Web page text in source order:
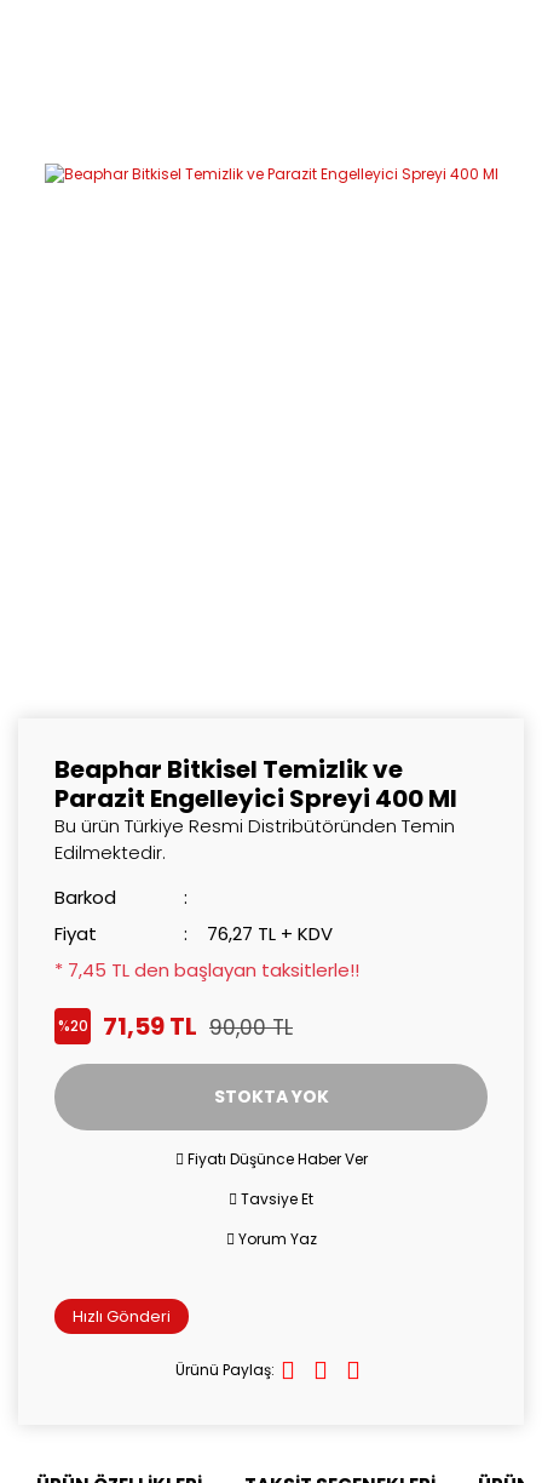
Beaphar Bitkisel Temizlik ve
Parazit Engelleyici Spreyi 400 Ml
Bu ürün Türkiye Resmi Distribütöründen Temin
Edilmektedir.
Barkod
Fiyat
76,27 TL + KDV
* 7,45 TL den başlayan taksitlerle!!
%20 71,59 TL 90,00 TL
STOKTA YOK
Fiyatı Düşünce Haber Ver
Tavsiye Et
Yorum Yaz
Hızlı Gönderi
Ürünü Paylaş: